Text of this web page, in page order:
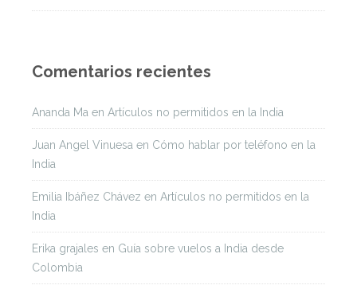
Comentarios recientes
Ananda Ma en Artículos no permitidos en la India
Juan Angel Vinuesa en Cómo hablar por teléfono en la
India
Emilia Ibáñez Chávez en Artículos no permitidos en la
India
Erika grajales en Guía sobre vuelos a India desde
Colombia